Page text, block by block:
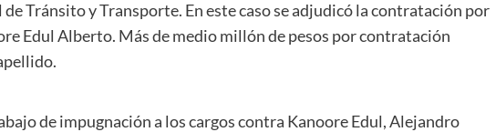
Tránsito y Transporte. En este caso se adjudicó la contratación por
Edul Alberto. Más de medio millón de pesos por contratación
de impugnación a los cargos contra Kanoore Edul, Alejandro